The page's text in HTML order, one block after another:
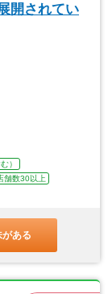
開されてい
）
舗数30以上
ある